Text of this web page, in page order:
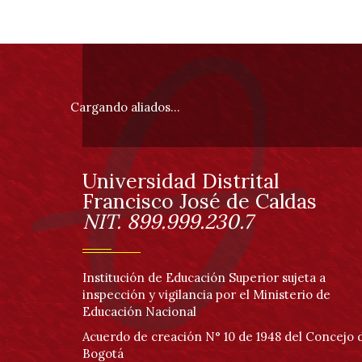
Información
pie
de
página
Cargando aliados...
Información
Universidad Distrital
Francisco José de Caldas
NIT. 899.999.230.7
Institución de Educación Superior sujeta a
inspección y vigilancia por el Ministerio de
Educación Nacional
Acuerdo de creación N° 10 de 1948 del Concejo
Bogotá